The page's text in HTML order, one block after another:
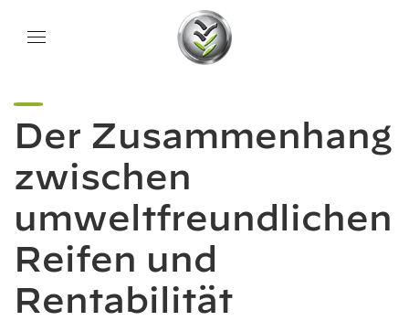
Der Zusammenhang
zwischen
umweltfreundlichen
Reifen und
Rentabilität